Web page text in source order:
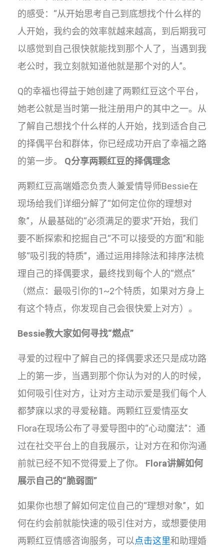
的感受：“从开始思考自己到底想找个什么样的
人开始，我约会的效率就越来越高，到后期我可
以感觉到自己很快就能找到那个人了，当遇到我
老公时，我立刻就知道他就是那个对的人”。
Q的幸福也得益于她创建了两颗红豆这个平台，
她老公就是当时第一批注册用户的其中之一。从
了解自己想找个什么样的人开始，找到适合自己
的择偶平台和群体，你已经成功开启了幸福之路
的第一步。 Q分享两颗红豆的择偶理念
两颗红豆高端婚恋负责人兼爱情导师Bessie在
现场给我们详细分解了“如何定位你的理想对
象”，从最基础的“必须满足的要求”开始，我们
要不断探索和挖掘自己“不可以接受的方面”和能
够“吸引我的特质”，通过运用排除法和排序法梳
理自己的择偶要求，最终找到每个人的“燃点”
（燃点：最吸引你的1~2个特质，如果对方身上
有这个特点，你发现自己会很快爱上对方）。
Bessie教大家如何寻找“燃点”
寻爱的过程中了解自己的择偶要求还只是成功路
上的第一步，当遇到那个你认为对的人的时候，
如何吸引住对方，让对方主动示爱是我们每个人
都梦寐以求的寻爱秘籍。两颗红豆爱情巫女
Flora在现场公布了寻爱导图中的“心动魔法”：通
过在社交平台上的自我展示，让对方在和你沟通
前就已经不知不觉得爱上了你。 Flora讲解如何
展示自己的“脆弱面”
如果你也想了解如何定位自己的“理想对象”，如
何在约会前就能快速的吸引住对方，或想要使用
两颗红豆情感咨询服务，可以点击这里和助理婚